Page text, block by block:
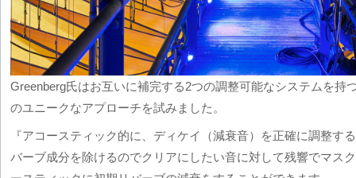
Greenberg氏はお互いに補完する2つの調整可能なシステムを持
のユニークなアプローチを試みました。
『アコースティック的に、ディケイ（減衰音）を正確に調整す
バーブ成分を除けるのでクリアにしたい音に対して残響でマス